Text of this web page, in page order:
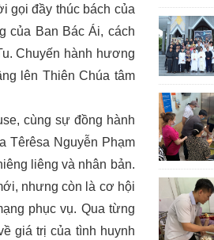
đầy thúc bách của
của Ban Bác Ái, cách
Chuyến hành hương
lên Thiên Chúa tâm
cùng sự đồng hành
Têrêsa Nguyễn Phạm
liêng và nhân bản.
nhưng còn là cơ hội
phục vụ. Qua từng
giá trị của tình huynh